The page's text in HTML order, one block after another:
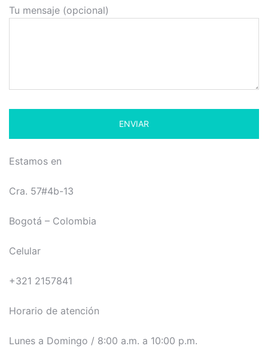
Tu mensaje (opcional)
Estamos en
Cra. 57#4b-13
Bogotá – Colombia
Celular
+321 2157841
Horario de atención
Lunes a Domingo / 8:00 a.m. a 10:00 p.m.